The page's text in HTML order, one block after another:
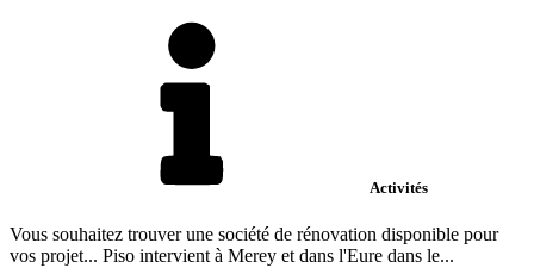
Activités
Vous souhaitez trouver une société de rénovation disponible pour
vos projet... Piso intervient à Merey et dans l'Eure dans le...